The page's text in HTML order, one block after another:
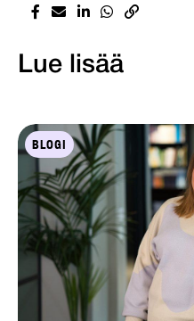
Lue lisää
BLOGI